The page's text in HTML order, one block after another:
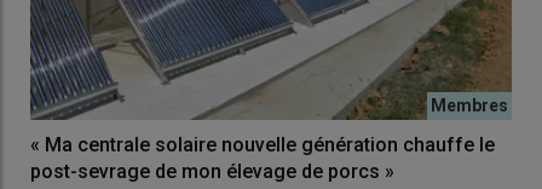
« Ma centrale solaire nouvelle génération chauffe le
post-sevrage de mon élevage de porcs »